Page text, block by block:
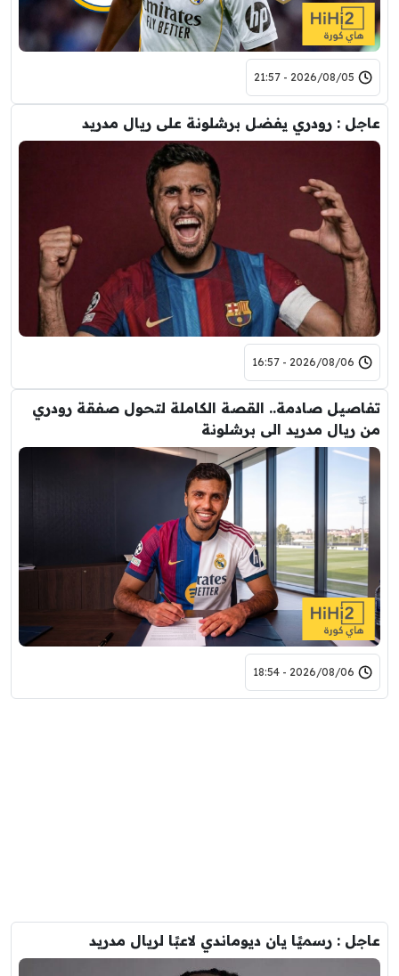
2026/08/05 - 21:57
عاجل : رودري يفضل برشلونة على ريال مدريد
2026/08/06 - 16:57
تفاصيل صادمة.. القصة الكاملة لتحول صفقة رودري
من ريال مدريد الى برشلونة
2026/08/06 - 18:54
عاجل : رسميًا يان ديوماندي لاعبًا لريال مدريد